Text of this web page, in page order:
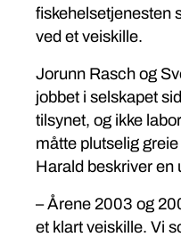
fiskehelsetjenesten
ved et veiskille.
Jorunn Rasch og
jobbet i selskapet
tilsynet, og ikke
måtte plutselig
Harald beskriver en
– Årene 2003 og
et klart veiskille. Vi